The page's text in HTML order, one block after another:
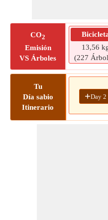
CO2
Emisión
VS Árboles
13,56
(227
Tu
Día sabio
Itinerario
+Day 2